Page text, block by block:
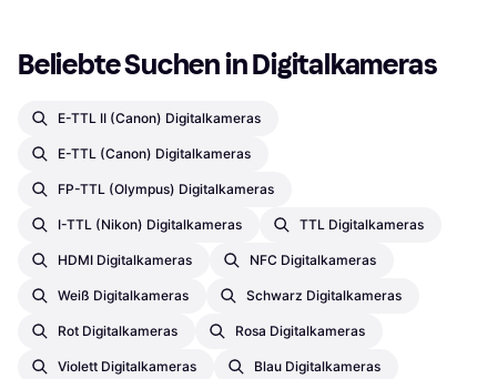
Beliebte Suchen in Digitalkameras
E-TTL II (Canon) Digitalkameras
E-TTL (Canon) Digitalkameras
FP-TTL (Olympus) Digitalkameras
I-TTL (Nikon) Digitalkameras TTL Digitalkameras
HDMI Digitalkameras NFC Digitalkameras
Weiß Digitalkameras Schwarz Digitalkameras
Rot Digitalkameras Rosa Digitalkameras
Violett Digitalkameras Blau Digitalkameras